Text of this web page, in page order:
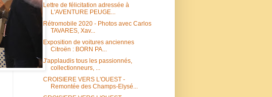
Lettre de félicitation adressée à
L'AVENTURE PEUGE...
Rétromobile 2020 - Photos avec Carlos
TAVARES, Xav...
Exposition de voitures anciennes
Citroën : BORN PA...
J'applaudis tous les passionnés,
collectionneurs, ...
CROISIERE VERS L'OUEST -
Remontée des Champs-Elysé...